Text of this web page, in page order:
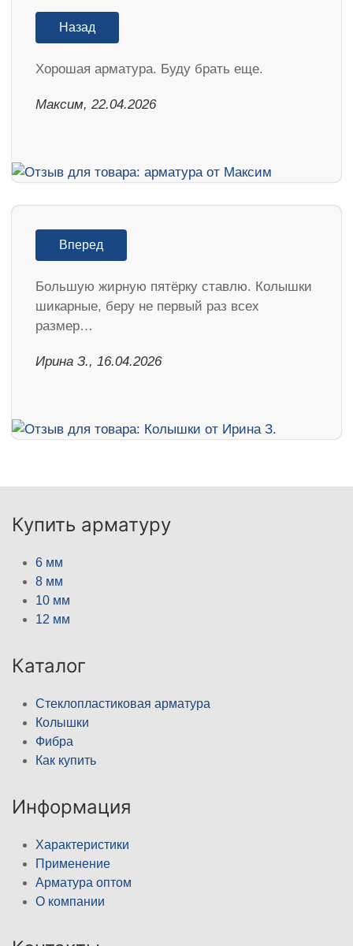
Назад
Хорошая арматура. Буду брать еще.
Максим, 22.04.2026
Вперед
Большую жирную пятёрку ставлю. Колышки
шикарные, беру не первый раз всех
размер…
Ирина З., 16.04.2026
Купить арматуру
6 мм
8 мм
10 мм
12 мм
Каталог
Стеклопластиковая арматура
Колышки
Фибра
Как купить
Информация
Характеристики
Применение
Арматура оптом
О компании